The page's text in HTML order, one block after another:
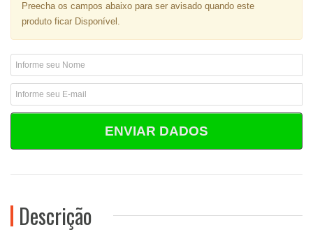
Preecha os campos abaixo para ser avisado quando este
produto ficar Disponível.
ENVIAR DADOS
Descrição